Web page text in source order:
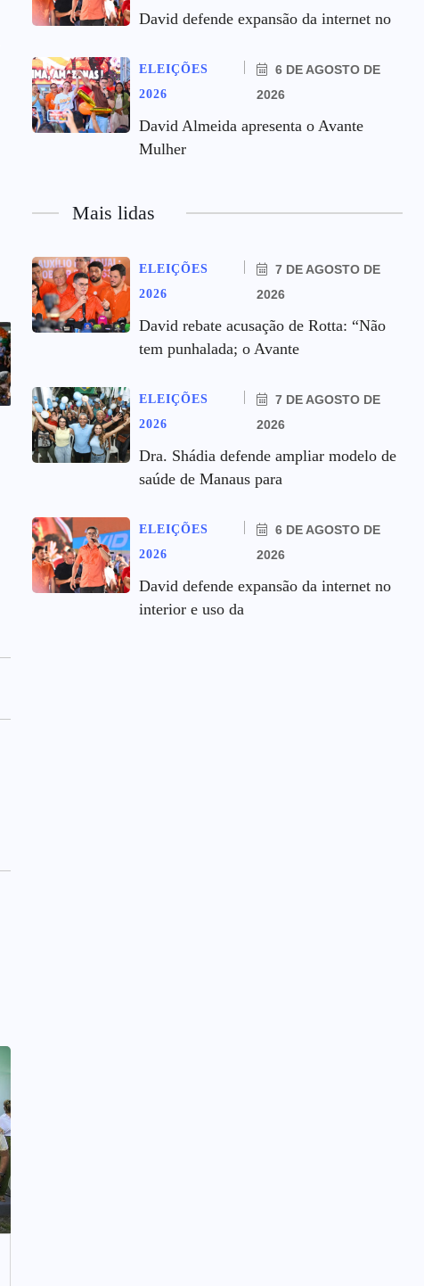
David defende expansão da internet no
ELEIÇÕES
2026
6 DE AGOSTO DE
2026
David Almeida apresenta o Avante
Mulher
Mais lidas
ELEIÇÕES
2026
7 DE AGOSTO DE
2026
David rebate acusação de Rotta: “Não
tem punhalada; o Avante
ELEIÇÕES
2026
7 DE AGOSTO DE
2026
Dra. Shádia defende ampliar modelo de
saúde de Manaus para
ELEIÇÕES
2026
6 DE AGOSTO DE
2026
David defende expansão da internet no
interior e uso da